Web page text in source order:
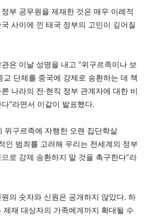
부 공무원을 제재한 것은 매우 이례적
사이에 낀 태국 정부의 고민이 깊어질
은 이날 성명을 내고 “위구르족이나 보
교 단체를 중국에 강제로 송환하는 데 책
나라의 전·현직 정부 관계자에 대한 비
”라면서 이같이 발표했다.
위구르족에 자행한 오랜 집단학살
인 범죄를 고려해 우리는 전세계의 정부
로 강제 송환하지 말 것을 촉구한다”라
의 숫자와 신원은 공개하지 않았다. 하
제재 대상자의 가족에게까지 확대될 수